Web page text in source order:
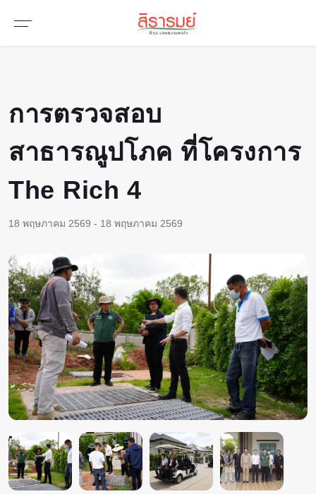
การตรวจสอบ
สาธารณูปโภค ที่โครงการ
The Rich 4
18 พฤษภาคม 2569 - 18 พฤษภาคม 2569